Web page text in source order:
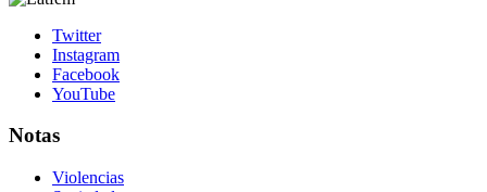
Twitter
Instagram
Facebook
YouTube
Notas
Violencias